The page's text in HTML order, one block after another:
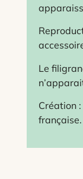
Le
Création
française.